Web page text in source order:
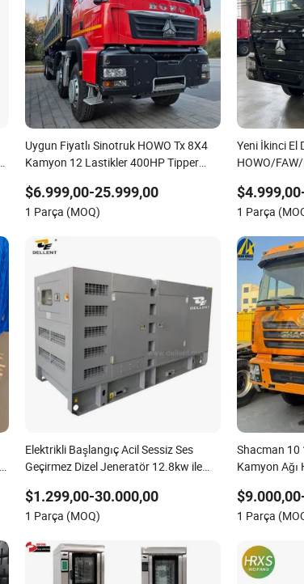
Uygun Fiyatlı Sinotruk HOWO Tx 8X4
Kamyon 12 Lastikler 400HP Tipper
Kamyonları
$6.999,00-25.999,00
1 Parça (MOQ)
Yeni İkinci El
HOWO/
Max/Nx/Tx/
10/12
1 Parça
Elektrikli Başlangıç Acil Sessiz Ses
Geçirmez Dizel Jeneratör 12.8kw ile
Güçlendirilmiş Jeneratör
$1.299,00-30.000,00
1 Parça (MOQ)
Shacman 10
Kamyon Ağı
1 Parça